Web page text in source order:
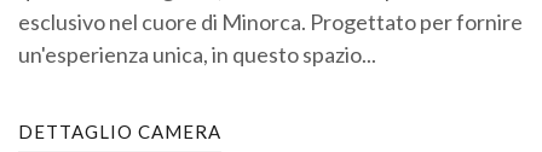
esclusivo nel cuore di Minorca. Progettato per fornire
un'esperienza unica, in questo spazio...
DETTAGLIO CAMERA